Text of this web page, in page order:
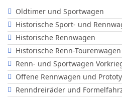
Oldtimer und Sportwagen
Historische Sport- und
Historische Rennwagen
Historische Renn-Tourenwagen
Renn- und Sportwagen
Offene Rennwagen und
Renndreiräder und